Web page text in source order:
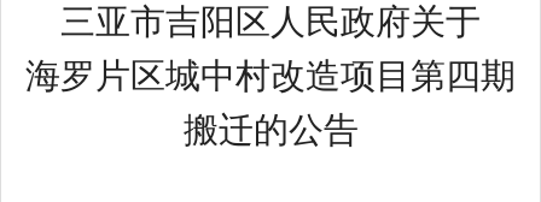
三亚市吉阳区人民政府关于
海罗 片区城中村改造项目 第四期
搬迁的公告